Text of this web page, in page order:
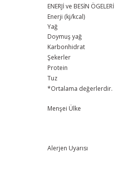
ENERJİ ve BESİN ÖGELERİ
Enerji (kj/kcal)
Yağ
Doymuş yağ
Karbonhidrat
Şekerler
Protein
Tuz
*Ortalama değerlerdir.
Menşei Ülke
Alerjen Uyarısı